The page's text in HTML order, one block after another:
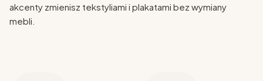
akcenty zmienisz tekstyliami i plakatami bez wymiany
mebli.